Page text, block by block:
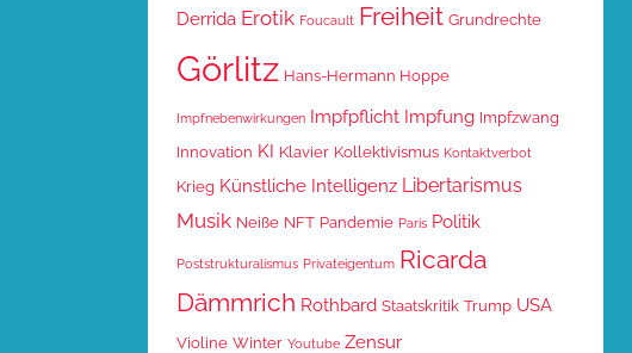
Derrida Erotik Foucault Freiheit Grundrechte
Görlitz Hans-Hermann Hoppe
Impfnebenwirkungen Impfpflicht Impfung Impfzwang
Innovation KI Klavier Kollektivismus Kontaktverbot
Krieg Künstliche Intelligenz Libertarismus
Musik Neiße NFT Pandemie Paris Politik
Poststrukturalismus Privateigentum Ricarda
Dämmrich Rothbard Staatskritik Trump USA
Violine Winter Youtube Zensur